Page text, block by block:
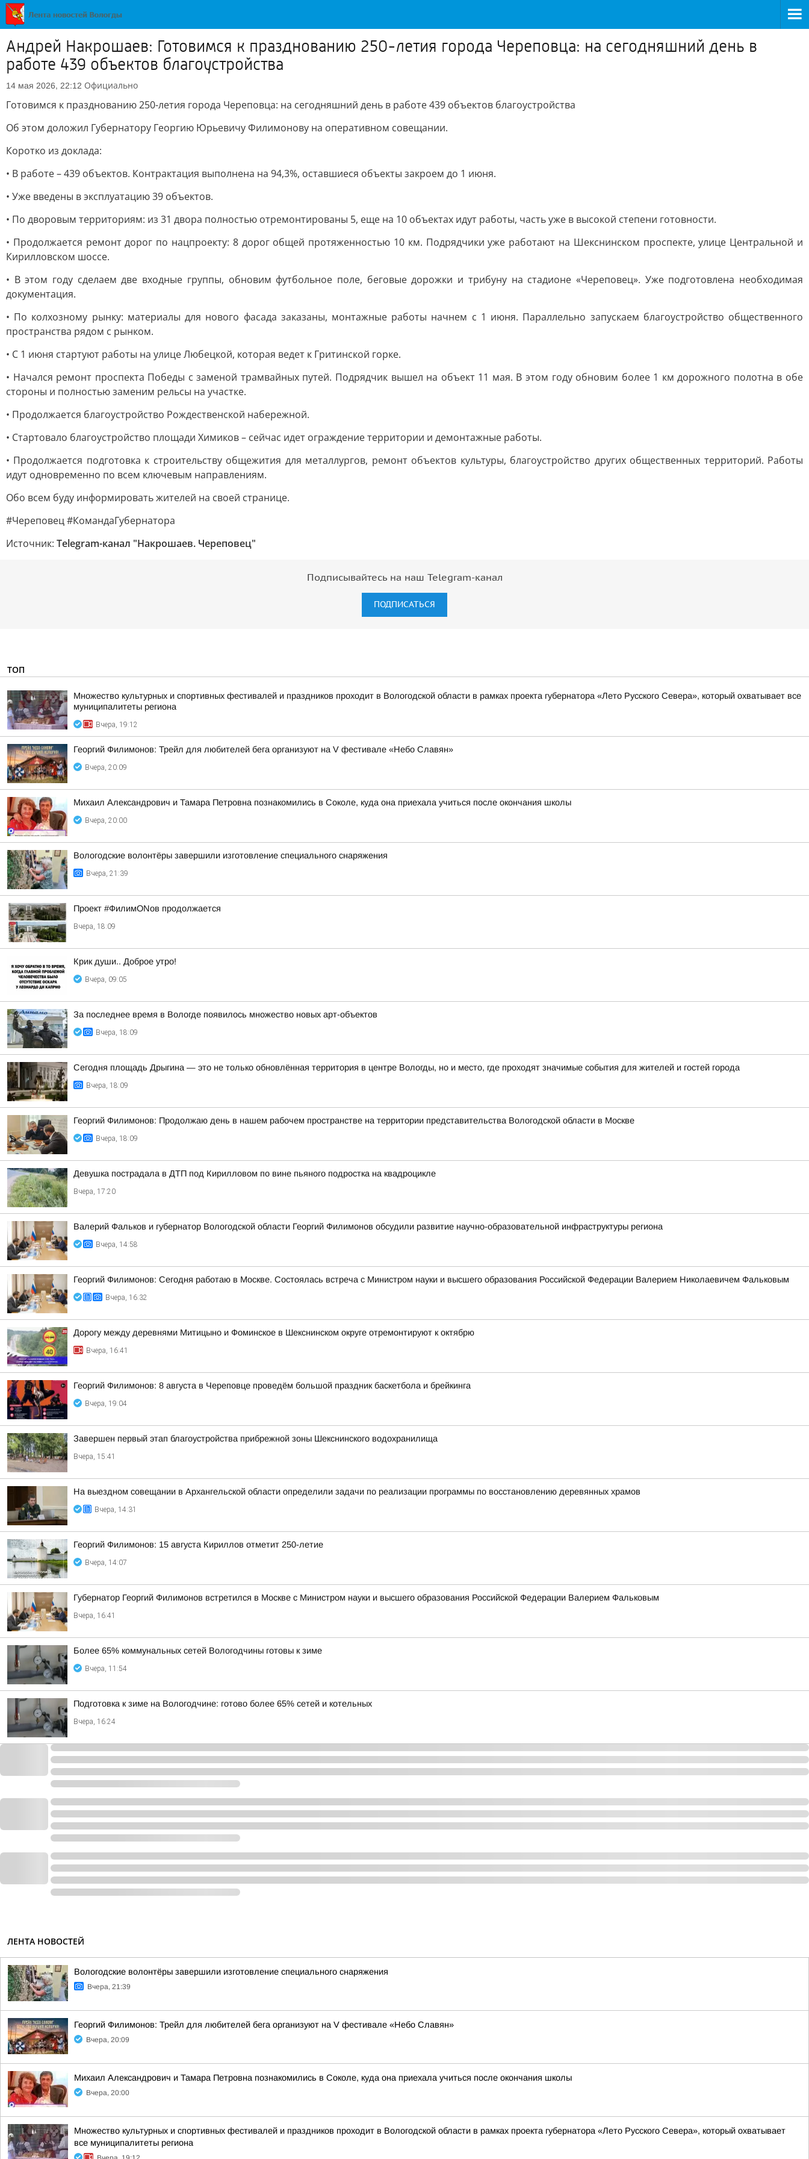
Андрей Накрошаев: Готовимся к празднованию 250-летия города Череповца: на сегодняшний день в
работе 439 объектов благоустройства
14 мая 2026, 22:12 Официально
Готовимся к празднованию 250-летия города Череповца: на сегодняшний день в работе 439 объектов благоустройства
Об этом доложил Губернатору Георгию Юрьевичу Филимонову на оперативном совещании.
Коротко из доклада:
• В работе – 439 объектов. Контрактация выполнена на 94,3%, оставшиеся объекты закроем до 1 июня.
• Уже введены в эксплуатацию 39 объектов.
• По дворовым территориям: из 31 двора полностью отремонтированы 5, еще на 10 объектах идут работы, часть уже в высокой степени готовности.
• Продолжается ремонт дорог по нацпроекту: 8 дорог общей протяженностью 10 км. Подрядчики уже работают на Шекснинском проспекте, улице Центральной и
Кирилловском шоссе.
• В этом году сделаем две входные группы, обновим футбольное поле, беговые дорожки и трибуну на стадионе «Череповец». Уже подготовлена необходимая
документация.
• По колхозному рынку: материалы для нового фасада заказаны, монтажные работы начнем с 1 июня. Параллельно запускаем благоустройство общественного
пространства рядом с рынком.
• С 1 июня стартуют работы на улице Любецкой, которая ведет к Гритинской горке.
• Начался ремонт проспекта Победы с заменой трамвайных путей. Подрядчик вышел на объект 11 мая. В этом году обновим более 1 км дорожного полотна в обе
стороны и полностью заменим рельсы на участке.
• Продолжается благоустройство Рождественской набережной.
• Стартовало благоустройство площади Химиков – сейчас идет ограждение территории и демонтажные работы.
• Продолжается подготовка к строительству общежития для металлургов, ремонт объектов культуры, благоустройство других общественных территорий. Работы
идут одновременно по всем ключевым направлениям.
Обо всем буду информировать жителей на своей странице.
#Череповец #КомандаГубернатора
Источник: Telegram-канал "Накрошаев. Череповец"
Подписывайтесь на наш Telegram-канал
ПОДПИСАТЬСЯ
ТОП
Множество культурных и спортивных фестивалей и праздников проходит в Вологодской области в рамках проекта губернатора «Лето Русского Севера», который охватывает все
муниципалитеты региона
Вчера, 19:12
Георгий Филимонов: Трейл для любителей бега организуют на V фестивале «Небо Славян»
Вчера, 20:09
Михаил Александрович и Тамара Петровна познакомились в Соколе, куда она приехала учиться после окончания школы
Вчера, 20:00
Вологодские волонтёры завершили изготовление специального снаряжения
Вчера, 21:39
Проект #ФилимONов продолжается
Вчера, 18:09
Крик души.. Доброе утро!
Вчера, 09:05
За последнее время в Вологде появилось множество новых арт-объектов
Вчера, 18:09
Сегодня площадь Дрыгина — это не только обновлённая территория в центре Вологды, но и место, где проходят значимые события для жителей и гостей города
Вчера, 18:09
Георгий Филимонов: Продолжаю день в нашем рабочем пространстве на территории представительства Вологодской области в Москве
Вчера, 18:09
Девушка пострадала в ДТП под Кирилловом по вине пьяного подростка на квадроцикле
Вчера, 17:20
Валерий Фальков и губернатор Вологодской области Георгий Филимонов обсудили развитие научно-образовательной инфраструктуры региона
Вчера, 14:58
Георгий Филимонов: Сегодня работаю в Москве. Состоялась встреча с Министром науки и высшего образования Российской Федерации Валерием Николаевичем Фальковым
Вчера, 16:32
Дорогу между деревнями Митицыно и Фоминское в Шекснинском округе отремонтируют к октябрю
Вчера, 16:41
Георгий Филимонов: 8 августа в Череповце проведём большой праздник баскетбола и брейкинга
Вчера, 19:04
Завершен первый этап благоустройства прибрежной зоны Шекснинского водохранилища
Вчера, 15:41
На выездном совещании в Архангельской области определили задачи по реализации программы по восстановлению деревянных храмов
Вчера, 14:31
Георгий Филимонов: 15 августа Кириллов отметит 250-летие
Вчера, 14:07
Губернатор Георгий Филимонов встретился в Москве с Министром науки и высшего образования Российской Федерации Валерием Фальковым
Вчера, 16:41
Более 65% коммунальных сетей Вологодчины готовы к зиме
Вчера, 11:54
Подготовка к зиме на Вологодчине: готово более 65% сетей и котельных
Вчера, 16:24
ЛЕНТА НОВОСТЕЙ
Вологодские волонтёры завершили изготовление специального снаряжения
Вчера, 21:39
Георгий Филимонов: Трейл для любителей бега организуют на V фестивале «Небо Славян»
Вчера, 20:09
Михаил Александрович и Тамара Петровна познакомились в Соколе, куда она приехала учиться после окончания школы
Вчера, 20:00
Множество культурных и спортивных фестивалей и праздников проходит в Вологодской области в рамках проекта губернатора «Лето Русского Севера», который охватывает
все муниципалитеты региона